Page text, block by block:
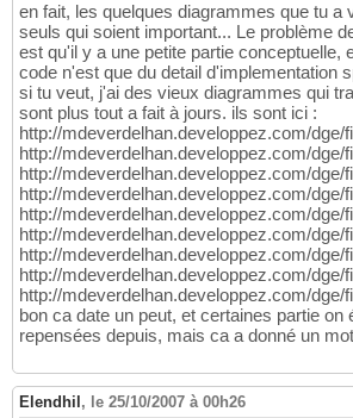
en fait, les quelques diagrammes que tu a
seuls qui soient important... Le problème
est qu'il y a une petite partie conceptuelle,
code n'est que du detail d'implementation
si tu veut, j'ai des vieux diagrammes qui
sont plus tout a fait à jours. ils sont ici :
http://mdeverdelhan.developpez.com/dge/
http://mdeverdelhan.developpez.com/dge/
http://mdeverdelhan.developpez.com/dge/
http://mdeverdelhan.developpez.com/dge/
http://mdeverdelhan.developpez.com/dge/
http://mdeverdelhan.developpez.com/dge/
http://mdeverdelhan.developpez.com/dge/
http://mdeverdelhan.developpez.com/dge/
http://mdeverdelhan.developpez.com/dge/
bon ca date un peut, et certaines partie on
repensées depuis, mais ca a donné un
Elendhil , le 25/10/2007 à 00h26